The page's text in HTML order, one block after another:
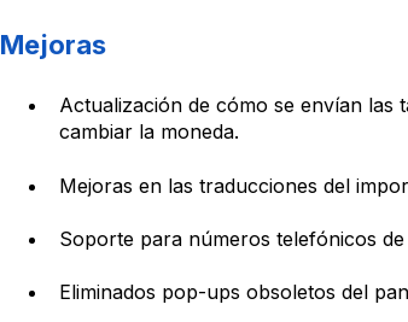
Mejoras
Actualización de cómo se envían las
cambiar la moneda.
Mejoras en las traducciones del
Soporte para números telefónicos de
Eliminados pop-ups obsoletos del